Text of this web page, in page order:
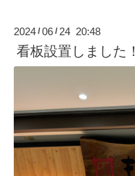
2024 /06 / 24 20:48
看板設置しました！